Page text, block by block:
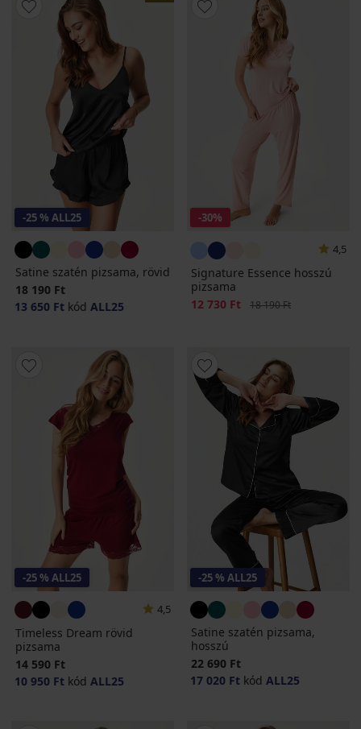
-25 % ALL25
Satine szatén pizsama, rövid
18 190 Ft
13 650 Ft kód ALL25
-30%
4,5
Signature Essence hosszú
pizsama
Kedvezmény
12 730 Ft Eredeti ár
18 190 Ft
-25 % ALL25
4,5
Timeless Dream rövid
pizsama
14 590 Ft
10 950 Ft kód ALL25
-25 % ALL25
Satine szatén pizsama,
hosszú
22 690 Ft
17 020 Ft kód ALL25